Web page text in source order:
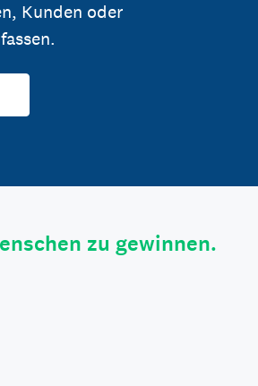
Kunden oder
zu gewinnen.